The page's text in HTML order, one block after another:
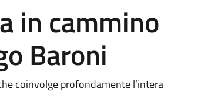
in cammino
Baroni
coinvolge profondamente l’intera